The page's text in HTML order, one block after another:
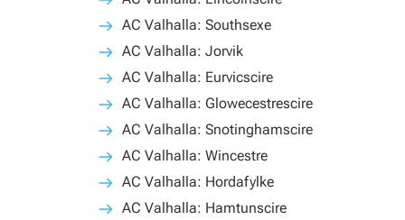
AC Valhalla: Southsexe
AC Valhalla: Jorvik
AC Valhalla: Eurvicscire
AC Valhalla: Glowecestrescire
AC Valhalla: Snotinghamscire
AC Valhalla: Wincestre
AC Valhalla: Hordafylke
AC Valhalla: Hamtunscire